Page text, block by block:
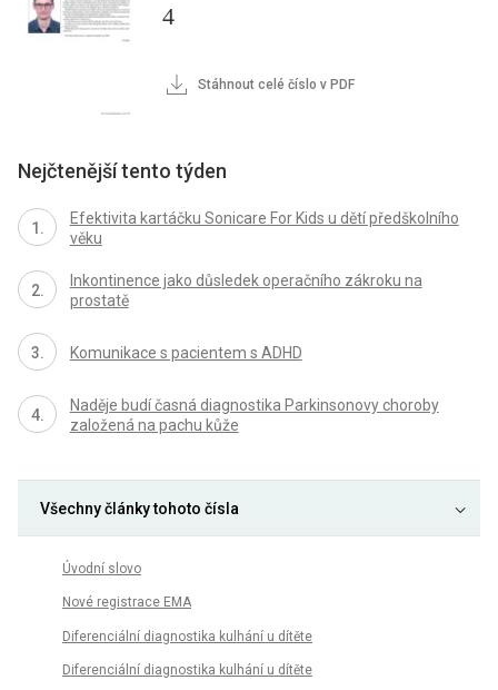
4
Stáhnout celé číslo v PDF
Nejčtenější tento týden
Efektivita kartáčku Sonicare For Kids u dětí předškolního
věku
Inkontinence jako důsledek operačního zákroku na
prostatě
Komunikace s pacientem s ADHD
Naděje budí časná diagnostika Parkinsonovy choroby
založená na pachu kůže
Všechny články tohoto čísla
Úvodní slovo
Nové registrace EMA
Diferenciální diagnostika kulhání u dítěte
Diferenciální diagnostika kulhání u dítěte